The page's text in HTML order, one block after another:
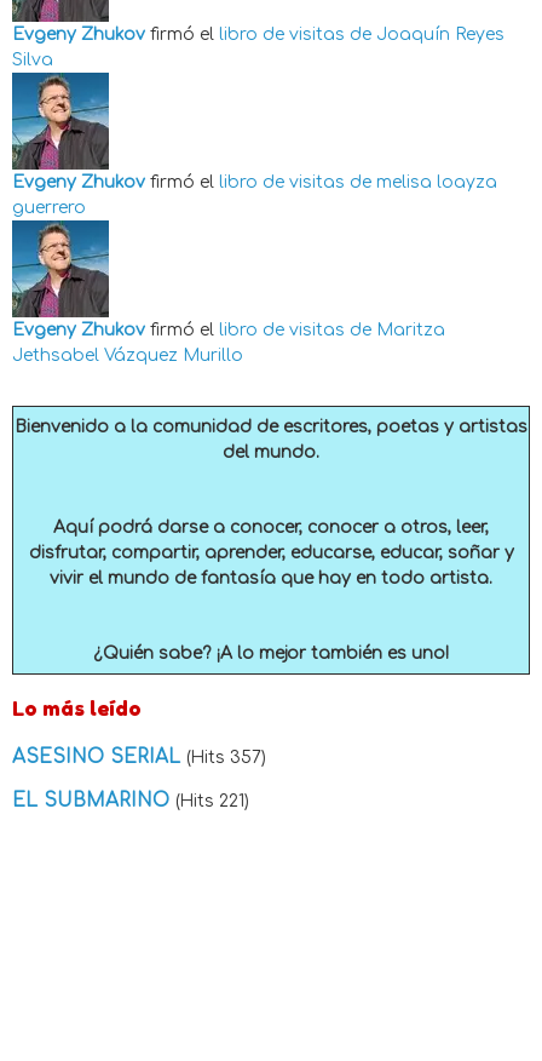
Evgeny Zhukov firmó el libro de visitas de Joaquín Reyes
Silva
Evgeny Zhukov firmó el libro de visitas de melisa loayza
guerrero
Evgeny Zhukov firmó el libro de visitas de Maritza
Jethsabel Vázquez Murillo
Bienvenido a la comunidad de escritores, poetas y artistas
del mundo.
Aquí podrá darse a conocer, conocer a otros, leer,
disfrutar, compartir, aprender, educarse, educar, soñar y
vivir el mundo de fantasía que hay en todo artista.
¿Quién sabe? ¡A lo mejor también es uno!
Lo más leído
ASESINO SERIAL (Hits 357)
EL SUBMARINO (Hits 221)